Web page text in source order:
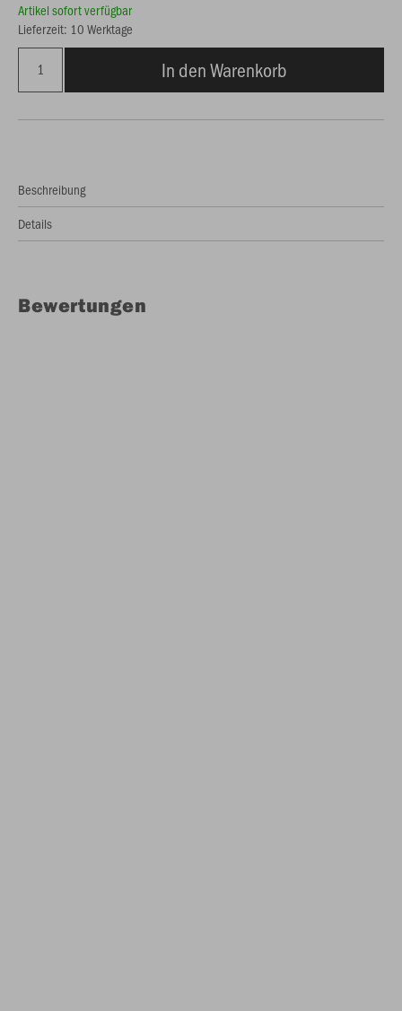
Artikel sofort verfügbar
Lieferzeit: 10 Werktage
In den Warenkorb
Beschreibung
Details
Bewertungen